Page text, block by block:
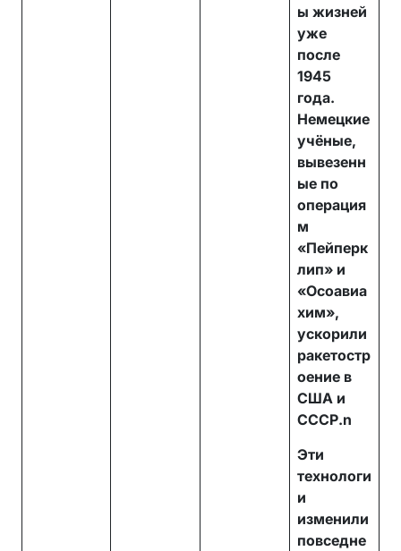
ы жизней
уже
после
1945
года.
Немецкие
учёные,
вывезенн
ые по
операция
м
«Пейперк
лип» и
«Осоавиа
хим»,
ускорили
ракетостр
оение в
США и
СССР.n
Эти
технологи
и
изменили
повседне